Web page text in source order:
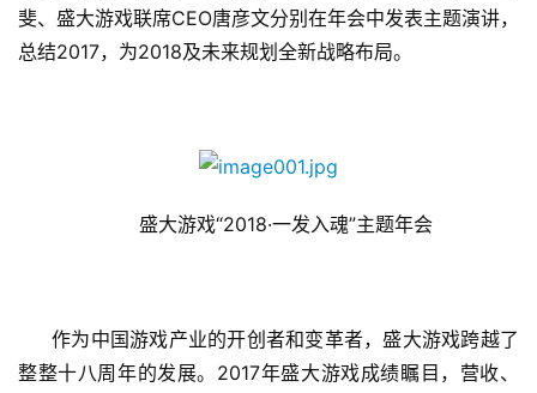
斐、盛大游戏联席CEO唐彦文分别在年会中发表主题演讲，
总结2017，为2018及未来规划全新战略布局。
盛大游戏“2018·一发入魂”主题年会
作为中国游戏产业的开创者和变革者，盛大游戏跨越了
整整十八周年的发展。2017年盛大游戏成绩瞩目，营收、